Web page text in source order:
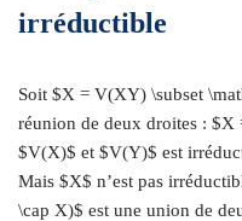
irréductible
Soit $X = V(XY) \subset
réunion de deux droites :
$V(X)$ et $V(Y)$ est
Mais $X$ n’est pas
\cap X)$ est une union de